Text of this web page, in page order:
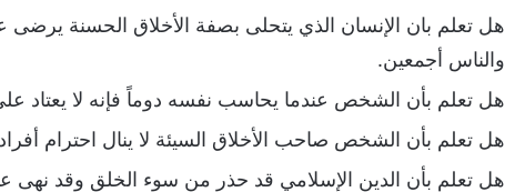
هل تعلم بان الإنسان الذي يتحلى بصفة الأخلاق الحسنة
والناس أجمعين.
هل تعلم بأن الشخص عندما يحاسب نفسه دوماً فإنه لا يعتاد
هل تعلم بأن الشخص صاحب الأخلاق السيئة لا ينال احترام
هل تعلم بأن الدين الإسلامي قد حذر من سوء الخلق وقد نهى